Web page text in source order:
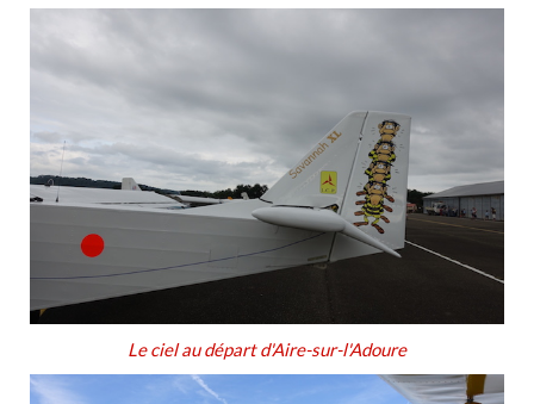
Le ciel au départ d'Aire-sur-l'Adoure